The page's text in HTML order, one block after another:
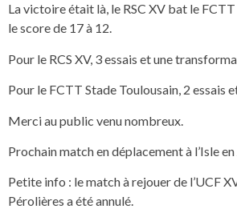
La victoire était là, le RSC XV bat le
le score de 17 à 12.
Pour le RCS XV, 3 essais et une
Pour le FCTT Stade Toulousain, 2 essais
Merci au public venu nombreux.
Prochain match en déplacement à l’Isle
Petite info : le match à rejouer de l’UCF
Pérolières a été annulé.